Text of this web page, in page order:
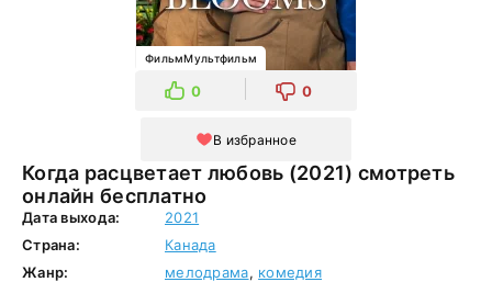
Когда расцветает любовь (2021) смотреть
онлайн бесплатно
ФильмМультфильм
0 0
В избранное
Дата выхода:
2021
Страна:
Канада
Жанр:
мелодрама, комедия